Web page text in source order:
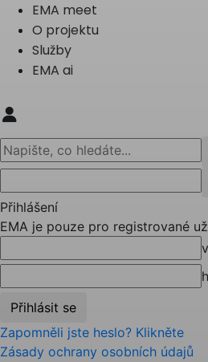
EMA meet
O projektu
Služby
EMA ai
Přihlášení
EMA je pouze pro registrované
Zapomněli jste heslo? Klikněte
Zásady ochrany osobních údajů